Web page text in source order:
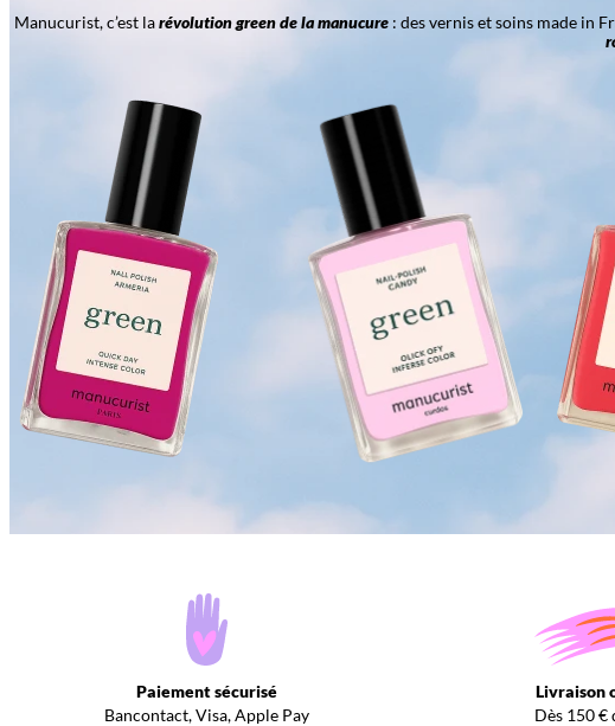
Manucurist, c’est larévolution green de la manucure: des vernis et soins made in
Paiement sécurisé
Bancontact, Visa, Apple Pay
Livraison
Dès 150 €